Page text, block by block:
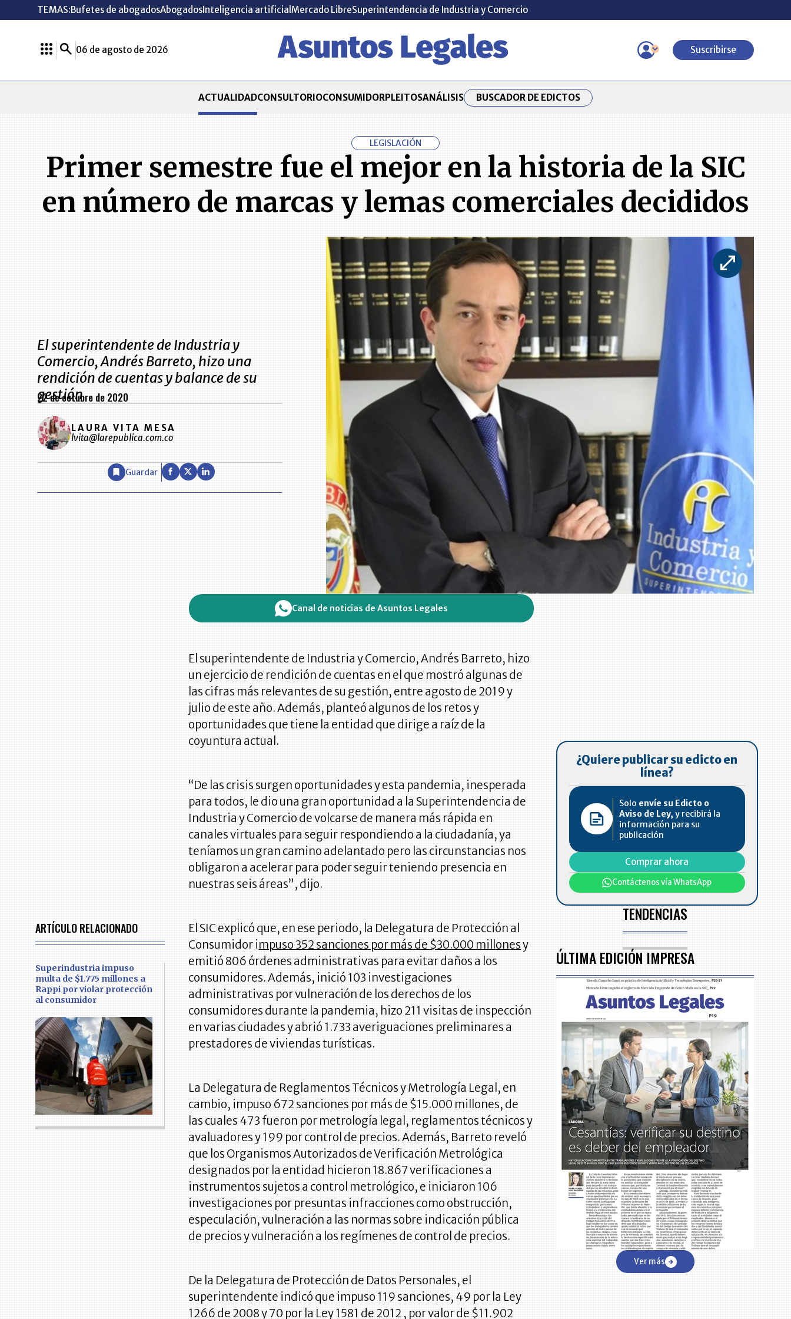
TEMAS:Bufetes de abogadosAbogadosInteligencia artificial Mercado LibreSuperintendencia de Industria y Comercio
06 de agosto de 2026 Suscribirse
ACTUALIDADCONSULTORIOCONSUMIDORPLEITOSANÁLISIS BUSCADOR DE EDICTOS
LEGISLACIÓN
Primer semestre fue el mejor en la historia de la SIC
en número de marcas y lemas comerciales decididos
El superintendente de Industria y
Comercio, Andrés Barreto, hizo una
rendición de cuentas y balance de su
gestión
22 de octubre de 2020
LAURA VITA MESA
lvita@larepublica.com.co
Guardar
Canal de noticias de Asuntos Legales
El superintendente de Industria y Comercio, Andrés Barreto, hizo
un ejercicio de rendición de cuentas en el que mostró algunas de
las cifras más relevantes de su gestión, entre agosto de 2019 y
julio de este año. Además, planteó algunos de los retos y
oportunidades que tiene la entidad que dirige a raíz de la
coyuntura actual.
“De las crisis surgen oportunidades y esta pandemia, inesperada
para todos, le dio una gran oportunidad a la Superintendencia de
Industria y Comercio de volcarse de manera más rápida en
canales virtuales para seguir respondiendo a la ciudadanía, ya
teníamos un gran camino adelantado pero las circunstancias nos
obligaron a acelerar para poder seguir teniendo presencia en
nuestras seis áreas”, dijo.
ARTÍCULO RELACIONADO
Superindustria impuso
multa de $1.775 millones a
Rappi por violar protección
al consumidor
El SIC explicó que, en ese periodo, la Delegatura de Protección al
Consumidor impuso 352 sanciones por más de $30.000 millonesy
emitió 806 órdenes administrativas para evitar daños a los
consumidores. Además, inició 103 investigaciones
administrativas por vulneración de los derechos de los
consumidores durante la pandemia, hizo 211 visitas de inspección
en varias ciudades y abrió 1.733 averiguaciones preliminares a
prestadores de viviendas turísticas.
La Delegatura de Reglamentos Técnicos y Metrología Legal, en
cambio, impuso 672 sanciones por más de $15.000 millones, de
las cuales 473 fueron por metrología legal, reglamentos técnicos y
avaluadores y 199 por control de precios. Además, Barreto reveló
que los Organismos Autorizados de Verificación Metrológica
designados por la entidad hicieron 18.867 verificaciones a
instrumentos sujetos a control metrológico, e iniciaron 106
investigaciones por presuntas infracciones como obstrucción,
especulación, vulneración a las normas sobre indicación pública
de precios y vulneración a los regímenes de control de precios.
De la Delegatura de Protección de Datos Personales, el
superintendente indicó que impuso 119 sanciones, 49 por la Ley
1266 de 2008 y 70 por la Ley 1581 de 2012 , por valor de $11.902
¿Quiere publicar su edicto en
línea?
Solo envíe su Edicto o
Aviso de Ley, y recibirá la
información para su
publicación
Comprar ahora
Contáctenos vía WhatsApp
TENDENCIAS
ÚLTIMA EDICIÓN IMPRESA
Ver más